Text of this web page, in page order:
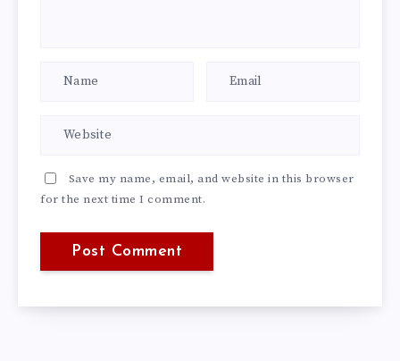
Save my name, email, and website in this browser
for the next time I comment.